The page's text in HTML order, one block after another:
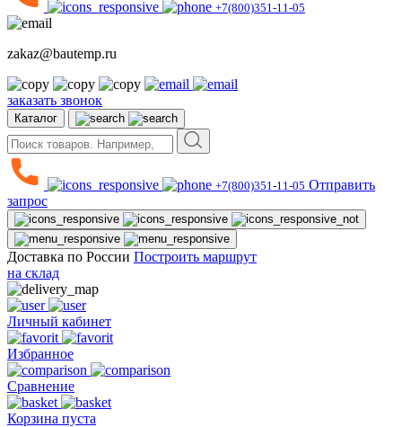
+7(800)351-11-05
zakaz@bautemp.ru
заказать звонок
Каталог
+7(800)351-11-05 Отправить
запрос
Доставка по России Построить маршрут
на склад
Личный кабинет
Избранное
Сравнение
Корзина пуста